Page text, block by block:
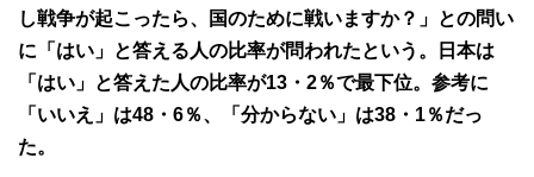
し戦争が起こったら、国のために戦いますか？」との問い
に「はい」と答える人の比率が問われたという。日本は
「はい」と答えた人の比率が13・2％で最下位。参考に
「いいえ」は48・6％、「分からない」は38・1％だっ
た。